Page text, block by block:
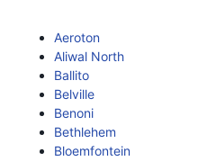
Aeroton
Aliwal North
Ballito
Belville
Benoni
Bethlehem
Bloemfontein